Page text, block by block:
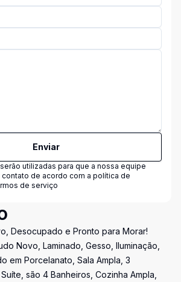
Enviar
utilizadas para que a nossa equipe
de acordo com a política de
de serviço
Desocupado e Pronto para Morar!
Novo, Laminado, Gesso, Iluminação,
em Porcelanato, Sala Ampla, 3
são 4 Banheiros, Cozinha Ampla,